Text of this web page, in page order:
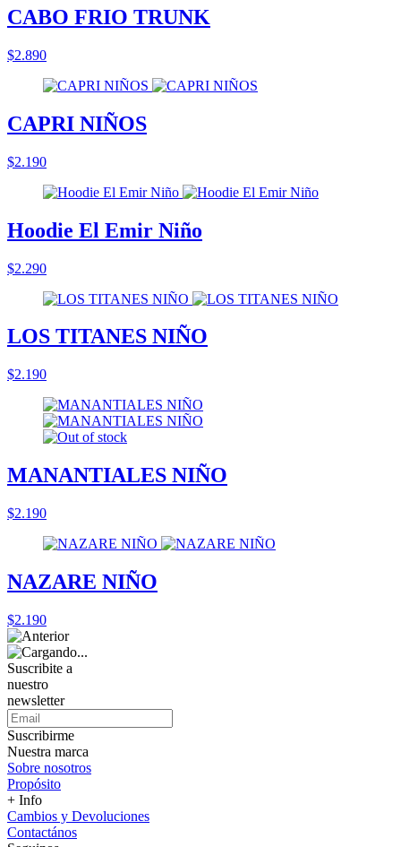
CABO FRIO TRUNK
$2.890
CAPRI NIÑOS
$2.190
Hoodie El Emir Niño
$2.290
LOS TITANES NIÑO
$2.190
MANANTIALES NIÑO
$2.190
NAZARE NIÑO
$2.190
Suscribite a
nuestro
newsletter
Suscribirme
Nuestra marca
Sobre nosotros
Propósito
+ Info
Cambios y Devoluciones
Contactános